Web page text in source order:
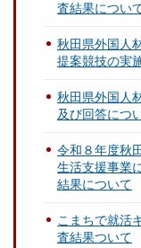
査結果につい
秋田県外国人
提案競技の実
秋田県外国人
及び回答につ
令和８年度秋
生活支援事業
結果について
こまちで就活
査結果ついて